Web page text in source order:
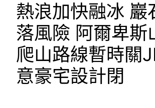
熱浪加快融冰 巖
落風險 阿爾卑斯
爬山路線暫時關
意豪宅設計閉